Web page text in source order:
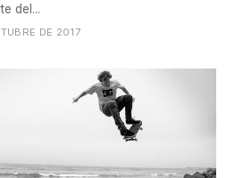
del...
DE 2017